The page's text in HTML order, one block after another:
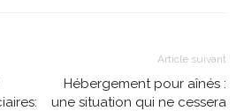
Article suivant
Hébergement pour aînés :
une situation qui ne cessera